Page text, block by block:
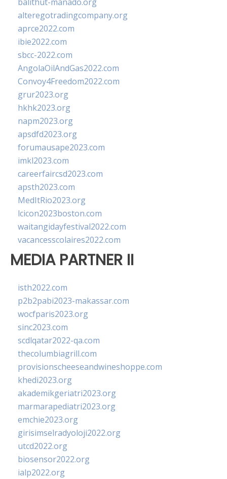
alteregotradingcompany.org
aprce2022.com
ibie2022.com
sbcc-2022.com
AngolaOilAndGas2022.com
Convoy4Freedom2022.com
grur2023.org
hkhk2023.org
napm2023.org
apsdfd2023.org
forumausape2023.com
imkl2023.com
careerfaircsd2023.com
apsth2023.com
MedItRio2023.org
lcicon2023boston.com
waitangidayfestival2022.com
vacancesscolaires2022.com
MEDIA PARTNER II
isth2022.com
p2b2pabi2023-makassar.com
wocfparis2023.org
sinc2023.com
scdlqatar2022-qa.com
thecolumbiagrill.com
provisionscheeseandwineshoppe.com
khedi2023.org
akademikgeriatri2023.org
marmarapediatri2023.org
emchie2023.org
girisimselradyoloji2022.org
utcd2022.org
biosensor2022.org
ialp2022.org